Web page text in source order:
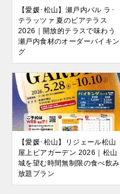
【愛媛･松山】瀬戸内バル ラ･
テラッツァ 夏のビアテラス
2026｜開放的テラスで味わう
瀬戸内食材のオーダーバイキン
グ
【愛媛･松山】リジェール松山
屋上ビアガーデン 2026｜松山
城を望む時間無制限の食べ飲み
放題プラン